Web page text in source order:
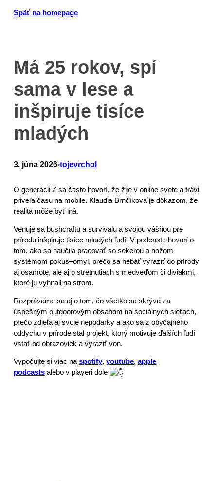
Prejsť
Späť na homepage
Má 25 rokov, spí
sama v lese a
inšpiruje tisíce
mladých
3. júna 2026•tojevrchol
O generácii Z sa často hovorí, že žije v online svete a trávi
priveľa času na mobile. Klaudia Brnčíková je dôkazom, že
realita môže byť iná.
Venuje sa bushcraftu a survivalu a svojou vášňou pre
prírodu inšpiruje tisíce mladých ľudí. V podcaste hovorí o
tom, ako sa naučila pracovať so sekerou a nožom
systémom pokus–omyl, prečo sa nebáť vyraziť do prírody
aj osamote, ale aj o stretnutiach s medveďom či diviakmi,
ktoré ju vyhnali na strom.
Rozprávame sa aj o tom, čo všetko sa skrýva za
úspešným outdoorovým obsahom na sociálnych sieťach,
prečo zdieľa aj svoje nepodarky a ako sa z obyčajného
oddychu v prírode stal projekt, ktorý motivuje ďalších ľudí
vstať od obrazoviek a vyraziť von.
Vypočujte si viac na spotify, youtube, apple
podcasts alebo v playeri dole